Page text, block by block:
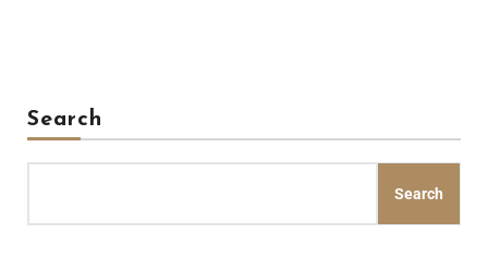
Search
Search